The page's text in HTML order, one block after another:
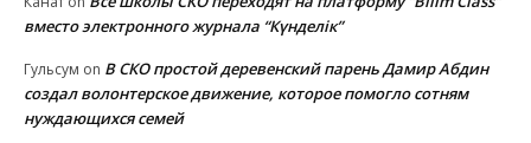
вместо электронного журнала “Күнделік”
Гульсум on В СКО простой деревенский парень Дамир Абдин
создал волонтерское движение, которое помогло сотням
нуждающихся семей